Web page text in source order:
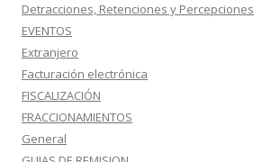
Detracciones, Retenciones y Percepciones
EVENTOS
Extranjero
Facturación electrónica
FISCALIZACIÓN
FRACCIONAMIENTOS
General